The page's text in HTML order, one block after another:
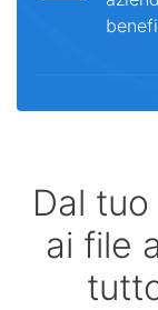
Dal
ai file